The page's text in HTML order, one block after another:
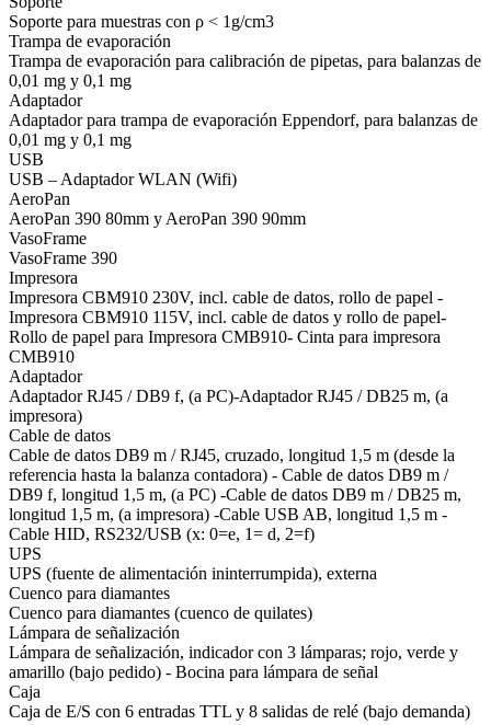
Soporte para muestras con ρ < 1g/cm3
Trampa de evaporación
Trampa de evaporación para calibración de pipetas, para balanzas de
0,01 mg y 0,1 mg
Adaptador
Adaptador para trampa de evaporación Eppendorf, para balanzas de
0,01 mg y 0,1 mg
USB
USB – Adaptador WLAN (Wifi)
AeroPan
AeroPan 390 80mm y AeroPan 390 90mm
VasoFrame
VasoFrame 390
Impresora
Impresora CBM910 230V, incl. cable de datos, rollo de papel -
Impresora CBM910 115V, incl. cable de datos y rollo de papel-
Rollo de papel para Impresora CMB910- Cinta para impresora
CMB910
Adaptador
Adaptador RJ45 / DB9 f, (a PC)-Adaptador RJ45 / DB25 m, (a
impresora)
Cable de datos
Cable de datos DB9 m / RJ45, cruzado, longitud 1,5 m (desde la
referencia hasta la balanza contadora) - Cable de datos DB9 m /
DB9 f, longitud 1,5 m, (a PC) -Cable de datos DB9 m / DB25 m,
longitud 1,5 m, (a impresora) -Cable USB AB, longitud 1,5 m -
Cable HID, RS232/USB (x: 0=e, 1= d, 2=f)
UPS
UPS (fuente de alimentación ininterrumpida), externa
Cuenco para diamantes
Cuenco para diamantes (cuenco de quilates)
Lámpara de señalización
Lámpara de señalización, indicador con 3 lámparas; rojo, verde y
amarillo (bajo pedido) - Bocina para lámpara de señal
Caja
Caja de E/S con 6 entradas TTL y 8 salidas de relé (bajo demanda)